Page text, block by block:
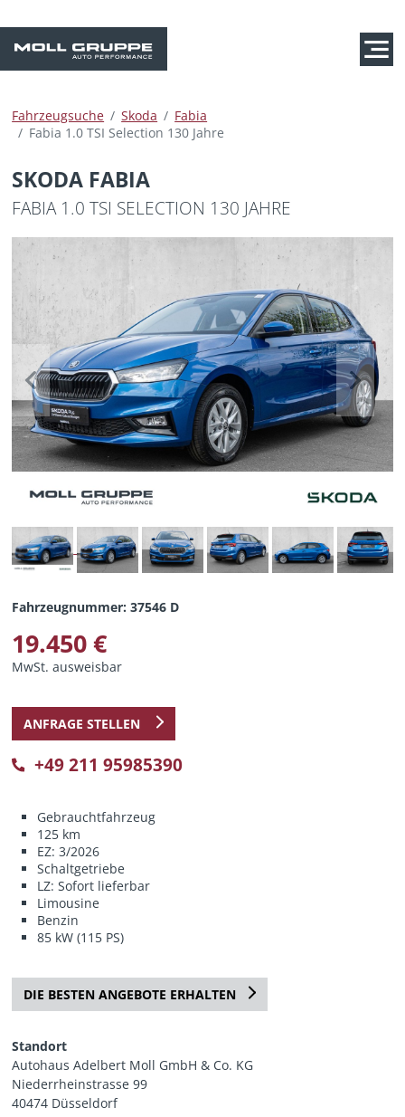
Fahrzeugsuche Skoda
Fabia
Fabia 1.0 TSI Selection 130 Jahre
SKODA FABIA
FABIA 1.0 TSI SELECTION 130 JAHRE
Previous Next
Fahrzeugnummer: 37546 D
19.450 €
MwSt. ausweisbar
ANFRAGE STELLEN
+49 211 95985390
Gebrauchtfahrzeug
125 km
EZ: 3/2026
Schaltgetriebe
LZ: Sofort lieferbar
Limousine
Benzin
85 kW (115 PS)
DIE BESTEN ANGEBOTE ERHALTEN
Standort
Autohaus Adelbert Moll GmbH & Co. KG
Niederrheinstrasse 99
40474 Düsseldorf